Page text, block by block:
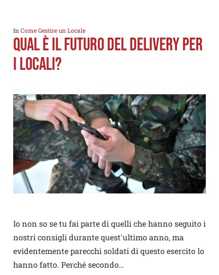
In Come Gestire un Locale
QUAL È IL FUTURO DEL DELIVERY PER
I LOCALI?
Io non so se tu fai parte di quelli che hanno seguito i
nostri consigli durante quest'ultimo anno, ma
evidentemente parecchi soldati di questo esercito lo
hanno fatto. Perché secondo…